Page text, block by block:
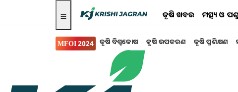
କୃଷି ଖବର ମତ୍ସ୍ୟ ଓ
MFOI 2024 କୃଷି ବିଶ୍ବକୋଷ କୃଷି ଉପକରଣ କୃଷି ପ୍ରଶିକ୍ଷଣ